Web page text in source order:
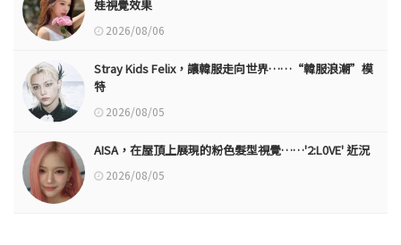
娃視覺效果
2026/08/06
Stray Kids Felix，讓韓服走向世界……“韓服浪潮”模
特
2026/08/05
AISA，在屋頂上展現的粉色髮型視覺……'2:L0VE' 近況
2026/08/05